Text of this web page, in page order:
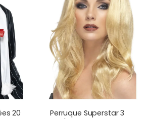
20
Perruque Superstar 3